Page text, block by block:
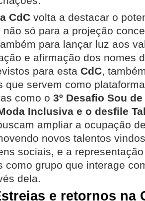
CdC volta a destacar o
não só para a projeção
para lançar luz aos
e afirmação dos nomes
para esta CdC,
que servem como
como o 3º Desafio Sou
Inclusiva e o desfile
ampliar a ocupação
novos talentos
sociais, e a
como grupo que interage
dela.
e retornos na